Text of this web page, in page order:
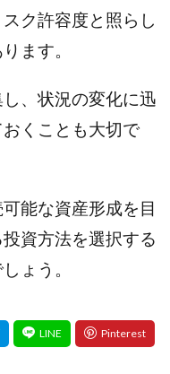
ク許容度と照らし
ます。
、状況の変化に迅
くことも大切で
能な資産形成を目
資方法を選択する
ょう。
ネットスター
フォトチェッカー
サタン(Black Satan)
ホーム合同会社